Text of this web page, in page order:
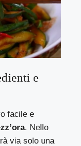
e
facile e
. Nello
via solo una